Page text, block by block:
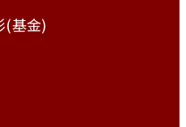
(基金)